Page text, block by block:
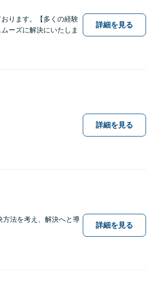
ります。【多くの経験
ーズに解決にいたしま
詳細を見る
詳細を見る
法を考え、解決へと導
詳細を見る